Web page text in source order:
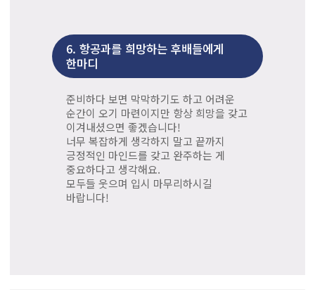
6. 항공과를 희망하는 후배들에게
한마디
준비하다 보면 막막하기도 하고 어려운
순간이 오기 마련이지만 항상 희망을 갖고
이겨내셨으면 좋겠습니다!
너무 복잡하게 생각하지 말고 끝까지
긍정적인 마인드를 갖고 완주하는 게
중요하다고 생각해요.
모두들 웃으며 입시 마무리하시길
바랍니다!